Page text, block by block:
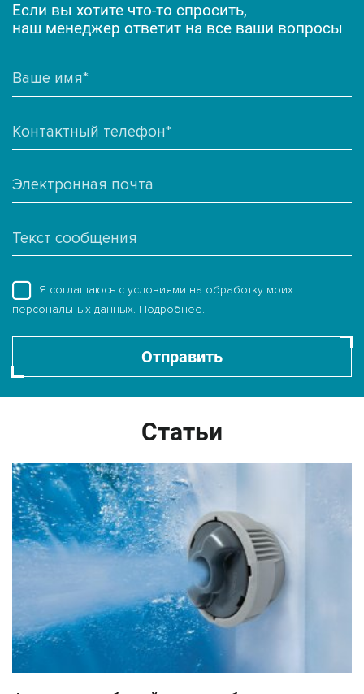
Бренд: Sunrans
Коллекция: Спа бассейны
900 000 /шт.
Показать
Артикул: 964ED39477
1 643 900 /шт.
A8D 239x239x97 см Fi...
Артикул: A8D Fitness Edition
6 827 600 /шт.
Показать
Pure Spa Renew 204х1...
Бренд: Passion spas
1 042 050
Показать
Бренд: Coast spas
Код: S000492
1 018 350 /шт.
Показать
Коллекция: Спа бассейны
3 001 650 /шт.
Если вы хотите что-то спросить,
наш менеджер ответит на все ваши вопросы
Я соглашаюсь с условиями на обработку моих
персональных данных. Подробнее.
Отправить
Статьи